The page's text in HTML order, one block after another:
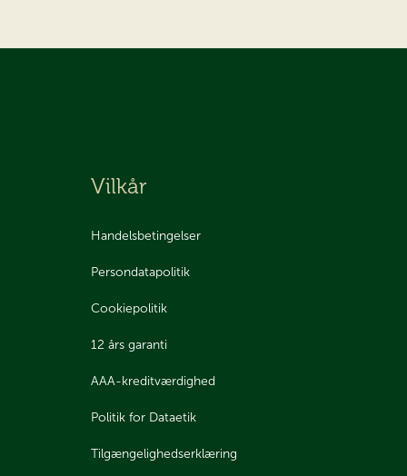
Vilkår
Handelsbetingelser
Persondatapolitik
Cookiepolitik
12 års garanti
AAA-kreditværdighed
Politik for Dataetik
Tilgængelighedserklæring